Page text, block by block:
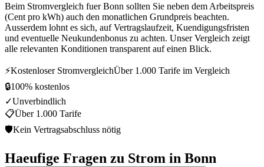
Beim Stromvergleich fuer Bonn sollten Sie neben dem Arbeitspreis
(Cent pro kWh) auch den monatlichen Grundpreis beachten.
Ausserdem lohnt es sich, auf Vertragslaufzeit, Kuendigungsfristen
und eventuelle Neukundenbonus zu achten. Unser Vergleich zeigt
alle relevanten Konditionen transparent auf einen Blick.
⚡Kostenloser StromvergleichÜber 1.000 Tarife im Vergleich
🔒100% kostenlos
✓Unverbindlich
📋Über 1.000 Tarife
🛡Kein Vertragsabschluss nötig
Haeufige Fragen zu Strom in Bonn